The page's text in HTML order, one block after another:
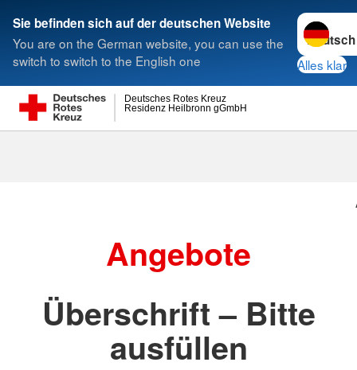
Sie befinden sich auf der deutschen Website
You are on the German website, you can use the
switch to switch to the English one
Sprache
Alles klar
Residenz Heilbronn gGmbH
Deutsches Rotes Kreuz
Suche
Angebote
Überschrift – Bitte
ausfüllen